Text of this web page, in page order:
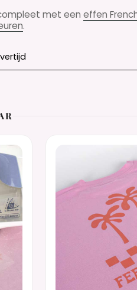
met een effen
.